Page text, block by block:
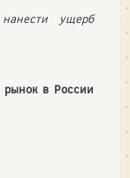
ущерб
в России